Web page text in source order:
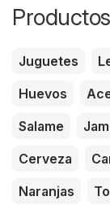
Juguetes
Huevos
Salame
Cerveza
Naranjas